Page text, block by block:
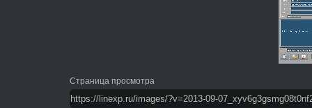
Страница просмотра